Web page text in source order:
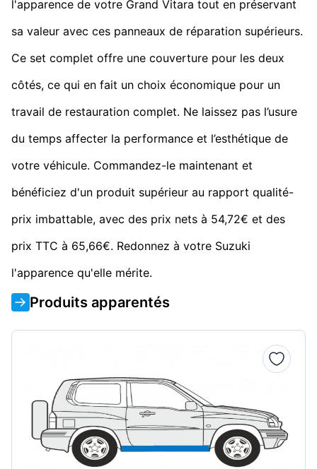
l'apparence de votre Grand Vitara tout en préservant
sa valeur avec ces panneaux de réparation supérieurs.
Ce set complet offre une couverture pour les deux
côtés, ce qui en fait un choix économique pour un
travail de restauration complet. Ne laissez pas l’usure
du temps affecter la performance et l’esthétique de
votre véhicule. Commandez-le maintenant et
bénéficiez d'un produit supérieur au rapport qualité-
prix imbattable, avec des prix nets à 54,72€ et des
prix TTC à 65,66€. Redonnez à votre Suzuki
l'apparence qu'elle mérite.
Produits apparentés